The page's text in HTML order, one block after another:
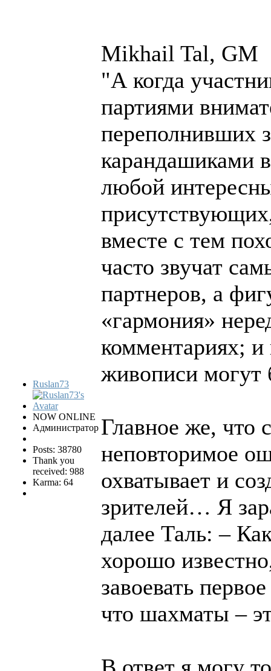
Ruslan73
NOW ONLINE
Администратор
Posts: 38780
Thank you
received: 988
Karma: 64
Mikhail Tal, GM
"А когда
партиями
переполнивших
карандашиками
любой
вместе с тем
часто звучат
партнеров, а
«гармония»
комментариях;
живописи могут
Главное же, что
неповторимое
охватывает и
зрителей… Я
далее Таль: –
хорошо
завоевать
что шахматы –